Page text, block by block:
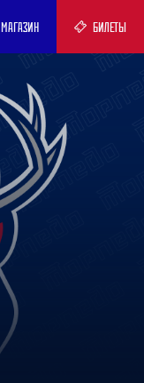
МАГАЗИН БИЛЕТЫ